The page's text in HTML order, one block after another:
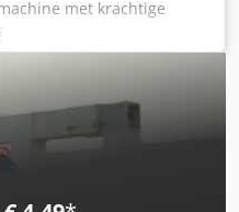
met krachtige
Hoogtepunt van de
van de werkmodi
borstelloze
dankzij
met een getande
dankzij geslepen
gegarandeerd kleiner dan